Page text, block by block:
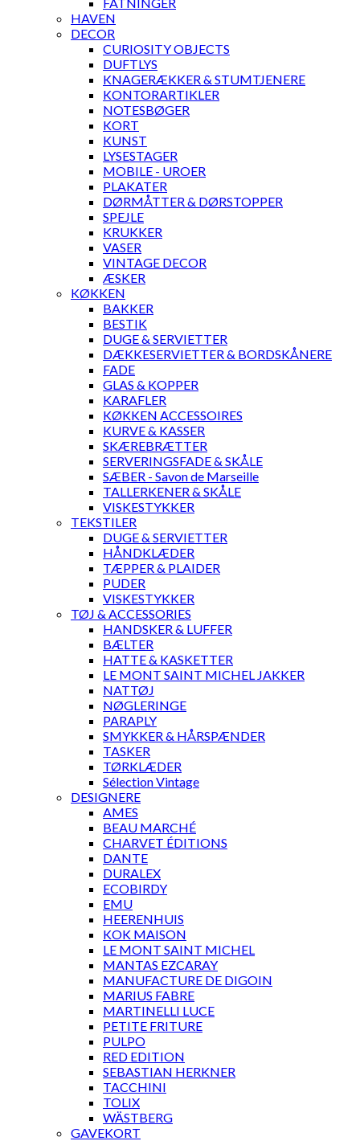
HAVEN
DECOR
CURIOSITY OBJECTS
DUFTLYS
KNAGERÆKKER & STUMTJENERE
KONTORARTIKLER
NOTESBØGER
KORT
KUNST
LYSESTAGER
MOBILE - UROER
PLAKATER
DØRMÅTTER & DØRSTOPPER
SPEJLE
KRUKKER
VASER
VINTAGE DECOR
ÆSKER
KØKKEN
BAKKER
BESTIK
DUGE & SERVIETTER
DÆKKESERVIETTER & BORDSKÅNERE
FADE
GLAS & KOPPER
KARAFLER
KØKKEN ACCESSOIRES
KURVE & KASSER
SKÆREBRÆTTER
SERVERINGSFADE & SKÅLE
SÆBER - Savon de Marseille
TALLERKENER & SKÅLE
VISKESTYKKER
TEKSTILER
DUGE & SERVIETTER
HÅNDKLÆDER
TÆPPER & PLAIDER
PUDER
VISKESTYKKER
TØJ & ACCESSORIES
HANDSKER & LUFFER
BÆLTER
HATTE & KASKETTER
LE MONT SAINT MICHEL JAKKER
NATTØJ
NØGLERINGE
PARAPLY
SMYKKER & HÅRSPÆNDER
TASKER
TØRKLÆDER
Sélection Vintage
DESIGNERE
AMES
BEAU MARCHÉ
CHARVET ÉDITIONS
DANTE
DURALEX
ECOBIRDY
EMU
HEERENHUIS
KOK MAISON
LE MONT SAINT MICHEL
MANTAS EZCARAY
MANUFACTURE DE DIGOIN
MARIUS FABRE
MARTINELLI LUCE
PETITE FRITURE
PULPO
RED EDITION
SEBASTIAN HERKNER
TACCHINI
TOLIX
WÄSTBERG
GAVEKORT